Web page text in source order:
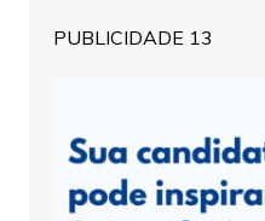
PUBLICIDADE 13